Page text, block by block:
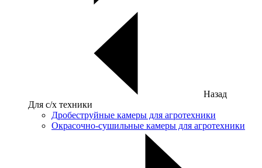
Назад
Для с/х техники
Дробеструйные камеры для агротехники
Окрасочно-сушильные камеры для агротехники